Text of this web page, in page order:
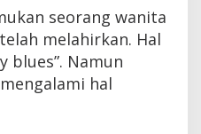
seorang wanita
melahirkan. Hal
blues”. Namun
hal